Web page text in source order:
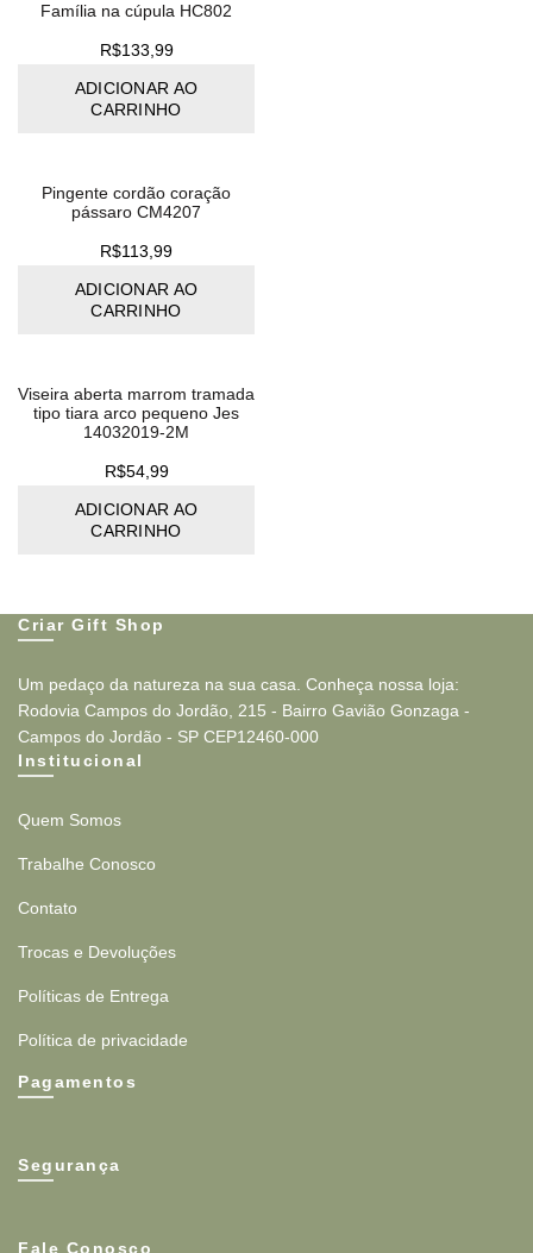
Família na cúpula HC802
R$133,99
ADICIONAR AO
CARRINHO
Pingente cordão coração
pássaro CM4207
R$113,99
ADICIONAR AO
CARRINHO
Viseira aberta marrom tramada
tipo tiara arco pequeno Jes
14032019-2M
R$54,99
ADICIONAR AO
CARRINHO
Criar Gift Shop
Um pedaço da natureza na sua casa. Conheça nossa loja:
Rodovia Campos do Jordão, 215 - Bairro Gavião Gonzaga -
Campos do Jordão - SP CEP12460-000
Institucional
Quem Somos
Trabalhe Conosco
Contato
Trocas e Devoluções
Políticas de Entrega
Política de privacidade
Pagamentos
Segurança
Fale Conosco